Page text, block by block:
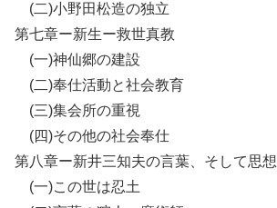
(二)小野田松造の独立
第七章ー新生ー救世真教
(一)神仙郷の建設
(二)奉仕活動と社会教育
(三)集会所の重視
(四)その他の社会奉仕
第八章ー新井三知夫の言葉、そして思想
(一)この世は忍土